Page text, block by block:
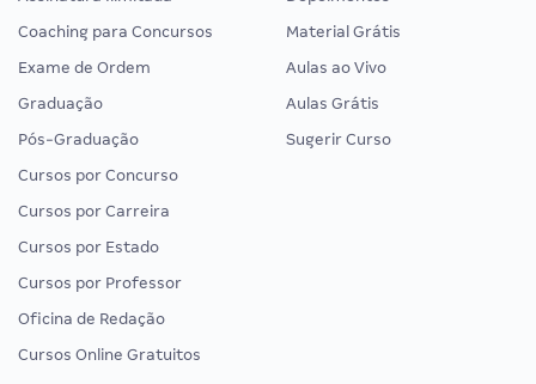
Coaching para Concursos
Exame de Ordem
Graduação
Pós-Graduação
Cursos por Concurso
Cursos por Carreira
Cursos por Estado
Cursos por Professor
Oficina de Redação
Cursos Online Gratuitos
Material Grátis
Aulas ao Vivo
Aulas Grátis
Sugerir Curso